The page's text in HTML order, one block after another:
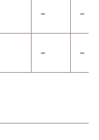
－ －
－ －